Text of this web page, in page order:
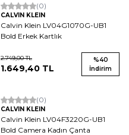
(0)
CALVIN KLEIN
Calvin Klein LV04G1070G-UB1
Bold Erkek Kartlık
2.749,00TL
1.649,40 TL
%40
İndirim
(0)
CALVIN KLEIN
Calvin Klein LV04F3220G-UB1
Bold Camera Kadın Çanta